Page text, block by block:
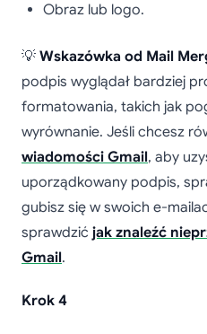
Obraz lub logo.
💡 Wskazówka od Mail
podpis wyglądał bardziej
formatowania, takich jak
wyrównanie. Jeśli chcesz
wiadomości Gmail, aby
uporządkowany podpis,
gubisz się w swoich e-
sprawdzić jak znaleźć
Gmail.
Krok 4